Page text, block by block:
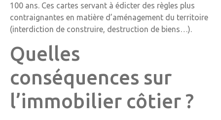
100 ans. Ces cartes servant à édicter des règles plus
contraignantes en matière d’aménagement du territoire
(interdiction de construire, destruction de biens…).
Quelles
conséquences sur
l’immobilier côtier ?